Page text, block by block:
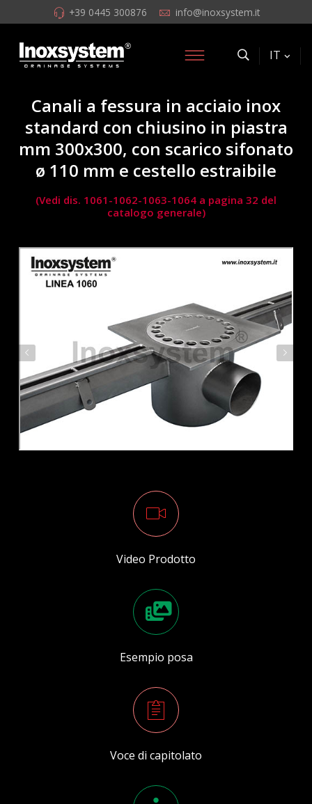
+39 0445 300876 info@inoxsystem.it
IT
Canali a fessura in acciaio inox
standard con chiusino in piastra
mm 300x300, con scarico sifonato
ø 110 mm e cestello estraibile
(Vedi dis. 1061-1062-1063-1064 a pagina 32 del
catalogo generale)
Video Prodotto
Esempio posa
Voce di capitolato